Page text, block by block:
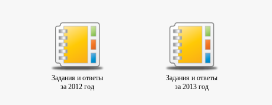
Задания и ответы
за 2012 год
Задания и ответы
за 2013 год